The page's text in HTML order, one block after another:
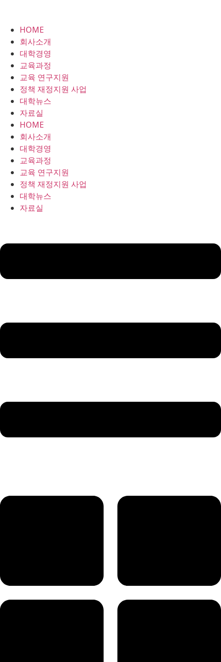
HOME
회사소개
대학경영
교육과정
교육 연구지원
정책 재정지원 사업
대학뉴스
자료실
HOME
회사소개
대학경영
교육과정
교육 연구지원
정책 재정지원 사업
대학뉴스
자료실